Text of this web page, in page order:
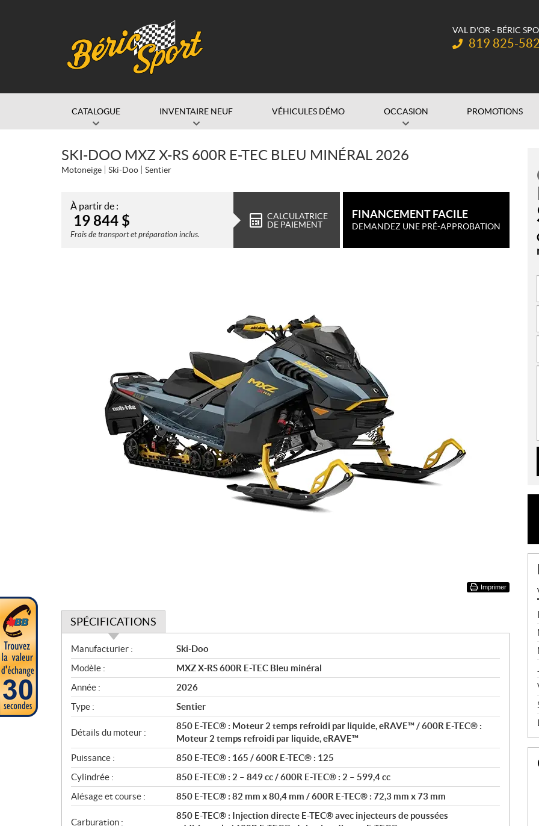
VAL D'OR - BÉRIC
Téléphone :
819 825-
CATALOGUE INVENTAIRE NEUF VÉHICULES DÉMO OCCASION PROMOTIONS
SKI-DOO MXZ X-RS 600R E-TEC BLEU MINÉRAL 2026
Motoneige Ski-Doo Sentier
À partir de :
19 844 $
Frais de transport et préparation inclus.
CALCULATRICE
DE PAIEMENT
FINANCEMENT FACILE
DEMANDEZ UNE PRÉ-APPROBATION
Imprimer
SPÉCIFICATIONS
S
p
é
c
i
f
i
c
a
t
i
o
n
s
Manufacturier :
Ski-Doo
Modèle :
MXZ X-RS 600R E-TEC Bleu minéral
Année :
2026
Type :
Sentier
Détails du moteur :
850 E-TEC® : Moteur 2 temps refroidi par liquide, eRAVE™ / 600R E-TEC® :
Moteur 2 temps refroidi par liquide, eRAVE™
Puissance :
850 E-TEC® : 165 / 600R E-TEC® : 125
Cylindrée :
850 E-TEC® : 2 – 849 cc / 600R E-TEC® : 2 – 599,4 cc
Alésage et course :
850 E-TEC® : 82 mm x 80,4 mm / 600R E-TEC® : 72,3 mm x 73 mm
Carburation :
850 E-TEC® : Injection directe E-TEC® avec injecteurs de poussées